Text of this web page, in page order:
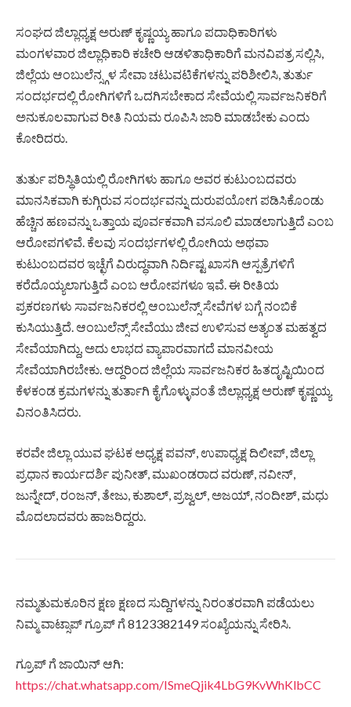
ಸಂಘದ ಜಿಲ್ಲಾಧ್ಯಕ್ಷ ಅರುಣ್ ಕೃಷ್ಣಯ್ಯ ಹಾಗೂ ಪದಾಧಿಕಾರಿಗಳು
ಮಂಗಳವಾರ ಜಿಲ್ಲಾಧಿಕಾರಿ ಕಚೇರಿ ಆಡಳಿತಾಧಿಕಾರಿಗೆ ಮನವಿಪತ್ರ ಸಲ್ಲಿಸಿ,
ಜಿಲ್ಲೆಯ ಆಂಬುಲೆನ್ಸ್ಗಳ ಸೇವಾ ಚಟುವಟಿಕೆಗಳನ್ನು ಪರಿಶೀಲಿಸಿ, ತುರ್ತು
ಸಂದರ್ಭದಲ್ಲಿ ರೋಗಿಗಳಿಗೆ ಒದಗಿಸಬೇಕಾದ ಸೇವೆಯಲ್ಲಿ ಸಾರ್ವಜನಿಕರಿಗೆ
ಅನುಕೂಲವಾಗುವ ರೀತಿ ನಿಯಮ ರೂಪಿಸಿ ಜಾರಿ ಮಾಡಬೇಕು ಎಂದು
ಕೋರಿದರು.
ತುರ್ತು ಪರಿಸ್ಥಿತಿಯಲ್ಲಿ ರೋಗಿಗಳು ಹಾಗೂ ಅವರ ಕುಟುಂಬದವರು
ಮಾನಸಿಕವಾಗಿ ಕುಗ್ಗಿರುವ ಸಂದರ್ಭವನ್ನು ದುರುಪಯೋಗ ಪಡಿಸಿಕೊಂಡು
ಹೆಚ್ಚಿನ ಹಣವನ್ನು ಒತ್ತಾಯ ಪೂರ್ವಕವಾಗಿ ವಸೂಲಿ ಮಾಡಲಾಗುತ್ತಿದೆ ಎಂಬ
ಆರೋಪಗಳಿವೆ. ಕೆಲವು ಸಂದರ್ಭಗಳಲ್ಲಿ ರೋಗಿಯ ಅಥವಾ
ಕುಟುಂಬದವರ ಇಚ್ಛೆಗೆ ವಿರುದ್ಧವಾಗಿ ನಿರ್ದಿಷ್ಟ ಖಾಸಗಿ ಆಸ್ಪತ್ರೆಗಳಿಗೆ
ಕರೆದೊಯ್ಯಲಾಗುತ್ತಿದೆ ಎಂಬ ಆರೋಪಗಳೂ ಇವೆ. ಈ ರೀತಿಯ
ಪ್ರಕರಣಗಳು ಸಾರ್ವಜನಿಕರಲ್ಲಿ ಆಂಬುಲೆನ್ಸ್ ಸೇವೆಗಳ ಬಗ್ಗೆ ನಂಬಿಕೆ
ಕುಸಿಯುತ್ತಿದೆ. ಆಂಬುಲೆನ್ಸ್ ಸೇವೆಯು ಜೀವ ಉಳಿಸುವ ಅತ್ಯಂತ ಮಹತ್ವದ
ಸೇವೆಯಾಗಿದ್ದು, ಅದು ಲಾಭದ ವ್ಯಾಪಾರವಾಗದೆ ಮಾನವೀಯ
ಸೇವೆಯಾಗಿರಬೇಕು. ಆದ್ದರಿಂದ ಜಿಲ್ಲೆಯ ಸಾರ್ವಜನಿಕರ ಹಿತದೃಷ್ಟಿಯಿಂದ
ಕೆಳಕಂಡ ಕ್ರಮಗಳನ್ನು ತುರ್ತಾಗಿ ಕೈಗೊಳ್ಳುವಂತೆ ಜಿಲ್ಲಾಧ್ಯಕ್ಷ ಅರುಣ್ ಕೃಷ್ಣಯ್ಯ
ವಿನಂತಿಸಿದರು.
ಕರವೇ ಜಿಲ್ಲಾ ಯುವ ಘಟಕ ಅಧ್ಯಕ್ಷ ಪವನ್, ಉಪಾಧ್ಯಕ್ಷ ದಿಲೀಪ್, ಜಿಲ್ಲಾ
ಪ್ರಧಾನ ಕಾರ್ಯದರ್ಶಿ ಪುನೀತ್, ಮುಖಂಡರಾದ ವರುಣ್, ನವೀನ್,
ಜುನ್ನೇದ್, ರಂಜನ್, ತೇಜು, ಕುಶಾಲ್, ಪ್ರಜ್ವಲ್, ಅಜಯ್, ನಂದೀಶ್, ಮಧು
ಮೊದಲಾದವರು ಹಾಜರಿದ್ದರು.
ನಮ್ಮತುಮಕೂರಿನ ಕ್ಷಣ ಕ್ಷಣದ ಸುದ್ದಿಗಳನ್ನು ನಿರಂತರವಾಗಿ ಪಡೆಯಲು
ನಿಮ್ಮ ವಾಟ್ಸಾಪ್ ಗ್ರೂಪ್ ಗೆ 8123382149 ಸಂಖ್ಯೆಯನ್ನು ಸೇರಿಸಿ.
ಗ್ರೂಪ್ ಗೆ ಜಾಯಿನ್ ಆಗಿ:
https://chat.whatsapp.com/ISmeQjik4LbG9KvWhKlbCC